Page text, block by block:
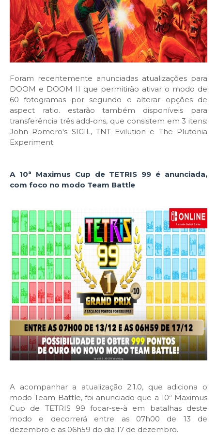
Foram recentemente anunciadas atualizações para
DOOM e DOOM II que permitirão ativar o modo de
60 fotogramas por segundo e alterar opções de
aspect ratio. estarão também disponíveis para
transferência três add-ons, que consistem em 3 itens:
John Romero's SIGIL, TNT Evilution e The Plutonia
Experiment.
A 10ª Maximus Cup de TETRIS 99 é anunciada,
com foco no modo Team Battle
A acompanhar a atualização 2.1.0, que adiciona o
modo Team Battle, foi anunciado que a 10ª Maximus
Cup de TETRIS 99 focar-se-à em batalhas deste
modo e decorrerá entre as 07h00 de 13 de
dezembro e as 06h59 do dia 17 de dezembro.